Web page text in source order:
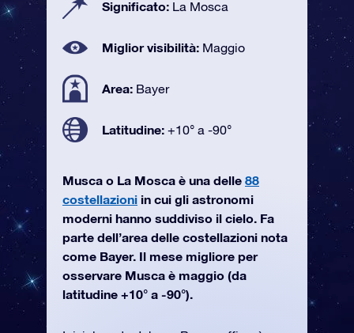
Significato: La Mosca
Miglior visibilità: Maggio
Area: Bayer
Latitudine: +10° a -90°
Musca o La Mosca è una delle 88
costellazioni in cui gli astronomi
moderni hanno suddiviso il cielo. Fa
parte dell’area delle costellazioni nota
come Bayer. Il mese migliore per
osservare Musca è maggio (da
latitudine +10° a -90°).